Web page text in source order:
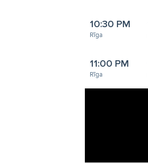
10:30 PM
Rīga
11:00 PM
Rīga